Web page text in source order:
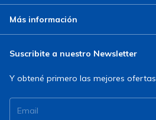
Más información
Suscribite a nuestro Newsletter
Y obtené primero las mejores ofertas